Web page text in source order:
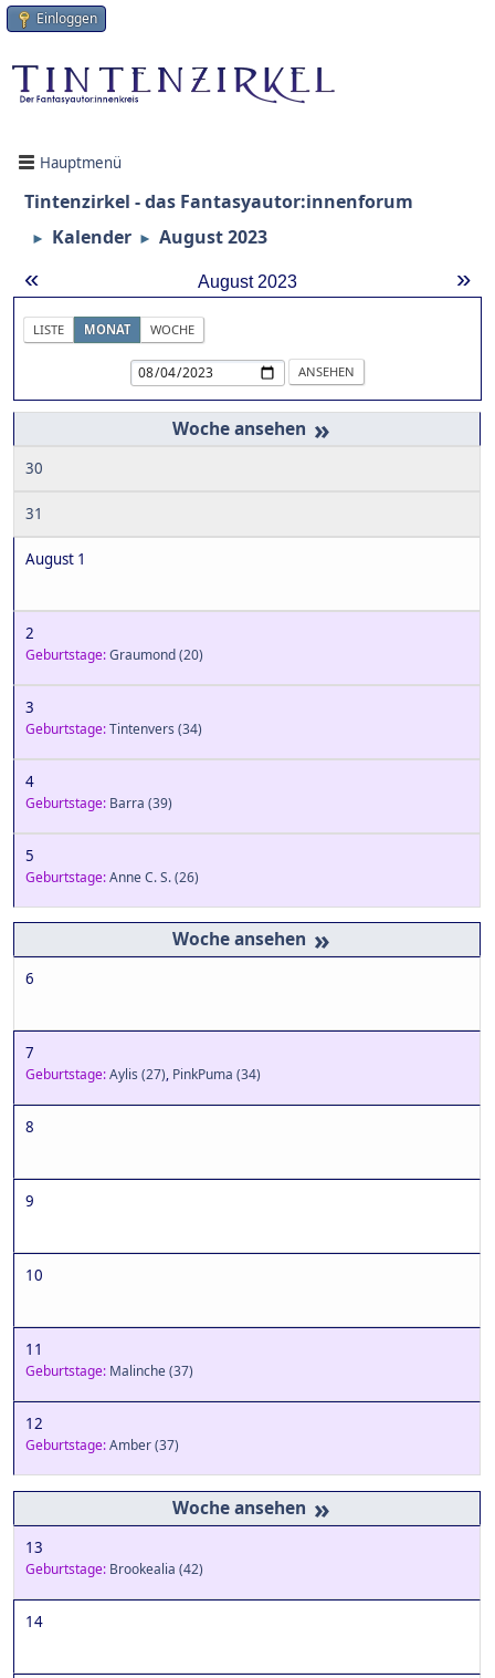
Einloggen
Hauptmenü
Tintenzirkel - das Fantasyautor:innenforum
► Kalender ► August 2023
« »
August 2023
LISTE MONAT WOCHE
»
30
31
August 1
2
Geburtstage:Graumond(20)
3
Geburtstage:Tintenvers (34)
4
Geburtstage: Barra (39)
5
Geburtstage:Anne C. S.(26)
»
6
7
Geburtstage:Aylis (27), PinkPuma (34)
8
9
10
11
Geburtstage: Malinche(37)
12
Geburtstage:Amber(37)
»
13
Geburtstage: Brookealia (42)
14